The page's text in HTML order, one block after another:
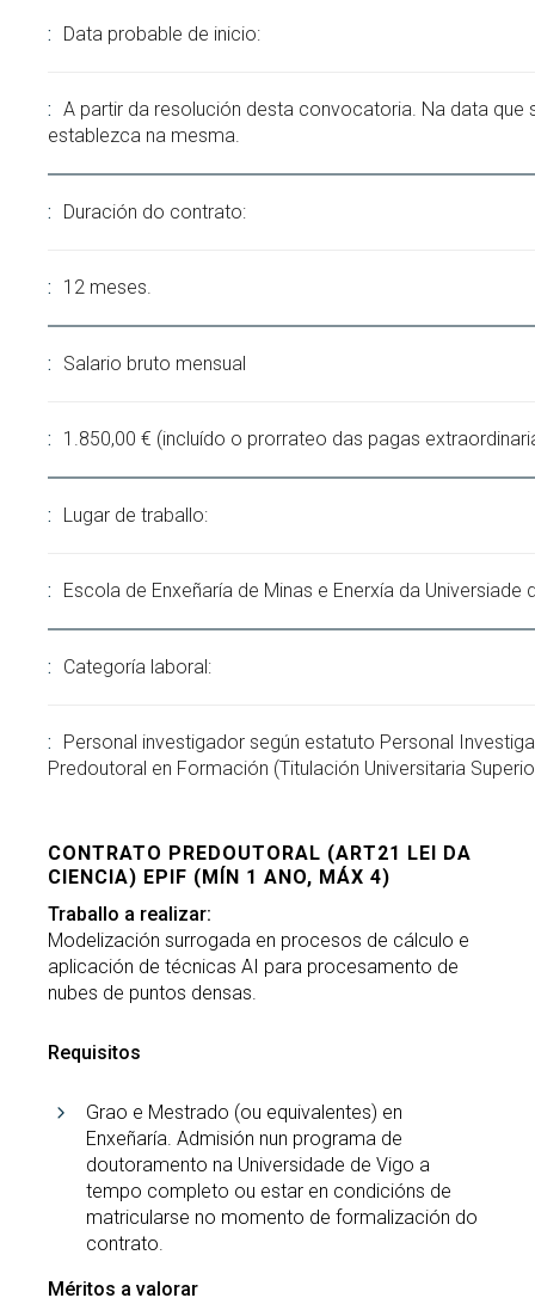
Data probable de inicio:
A partir da resolución desta convocatoria. Na data que
establezca na mesma.
Duración do contrato:
12 meses.
Salario bruto mensual
1.850,00 € (incluído o prorrateo das pagas
Lugar de traballo:
Escola de Enxeñaría de Minas e Enerxía da Universiade
Categoría laboral:
Personal investigador según estatuto Personal
Predoutoral en Formación (Titulación Universitaria
CONTRATO PREDOUTORAL (ART21 LEI DA
CIENCIA) EPIF (MÍN 1 ANO, MÁX 4)
Traballo a realizar:
Modelización surrogada en procesos de cálculo e
aplicación de técnicas AI para procesamento de
nubes de puntos densas.
Requisitos
Grao e Mestrado (ou equivalentes) en
Enxeñaría. Admisión nun programa de
doutoramento na Universidade de Vigo a
tempo completo ou estar en condicións de
matricularse no momento de formalización do
contrato.
Méritos a valorar